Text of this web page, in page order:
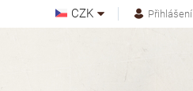
CZK Přihlášení